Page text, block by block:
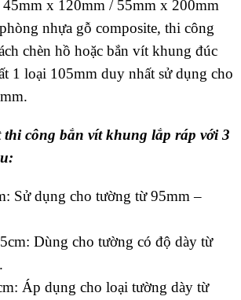
x 120mm / 55mm x 200mm
nhựa gỗ composite, thi công
chèn hồ hoặc bắn vít khung đúc
1 loại 105mm duy nhất sử dụng cho
thi công bắn vít khung lắp ráp với 3
Sử dụng cho tường từ 95mm –
Dùng cho tường có độ dày từ
Áp dụng cho loại tường dày từ